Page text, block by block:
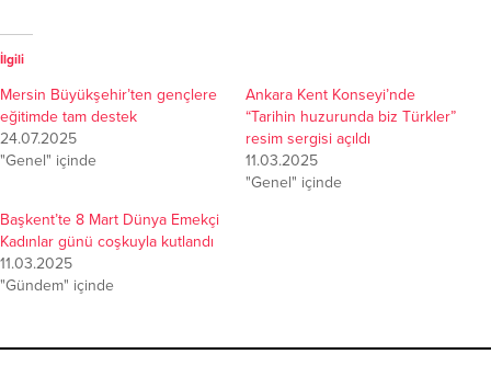
İlgili
Mersin Büyükşehir’ten gençlere
eğitimde tam destek
24.07.2025
"Genel" içinde
Ankara Kent Konseyi’nde
“Tarihin huzurunda biz Türkler”
resim sergisi açıldı
11.03.2025
"Genel" içinde
Başkent’te 8 Mart Dünya Emekçi
Kadınlar günü coşkuyla kutlandı
11.03.2025
"Gündem" içinde